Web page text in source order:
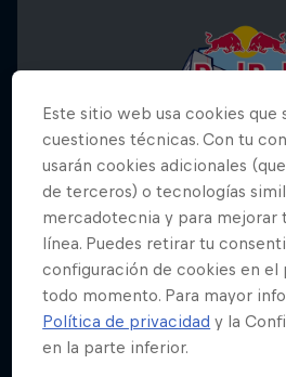
Red Bull Building Drop
25 Septiembre 2025
Este sitio web usa cookies que
cuestiones técnicas. Con tu
usarán cookies adicionales
de terceros) o tecnologías
mercadotecnia y para mejorar
línea. Puedes retirar tu
configuración de cookies en el
todo momento. Para mayor
Política de privacidad y la
en la parte inferior.